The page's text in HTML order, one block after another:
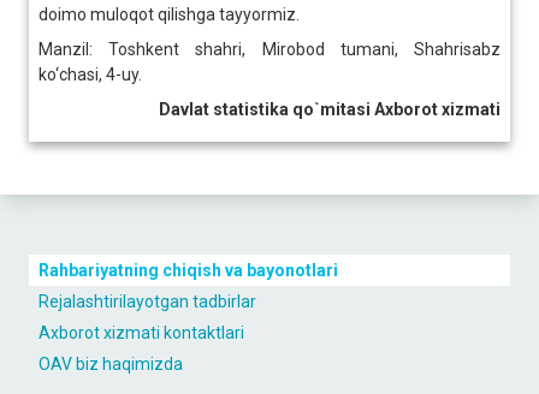
Rahbariyatning chiqish va bayonotlari
Rejalashtirilayotgan tadbirlar
Axborot xizmati kontaktlari
OAV biz haqimizda
doimo muloqot qilishga tayyormiz.
Manzil: Toshkent shahri, Mirobod tumani, Shahrisabz
ko‘chasi, 4-uy.
Davlat statistika qo`mitasi Axborot xizmati